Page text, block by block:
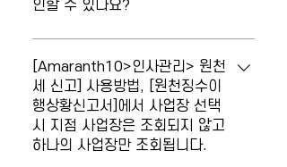
인할 수 있나요?
[원천징수이행상황신고서]의 각 소득구분
에 집계된 데이터의 상세내역을 확인할 수
있나요? 원천징수이행상황신고서를 조회
후 소득구분 별 "코드"를 클릭하면 각 소득
구분 별 상세내역을 조회할 수 있습니다.
[Amaranth10>인사관리> 원천
세 신고] 사용방법, [원천징수이
행상황신고서]에서 사업장 선택
시 지점 사업장은 조회되지 않고
하나의 사업장만 조회됩니다.